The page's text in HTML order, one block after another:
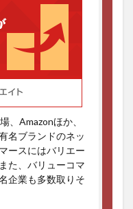
、Amazonほか、
名ブランドのネッ
ースにはバリエー
た、バリューコマ
企業も多数取りそ